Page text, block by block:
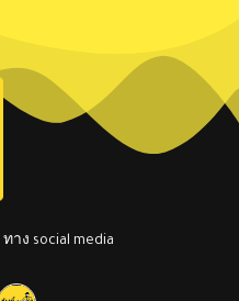
าง social media